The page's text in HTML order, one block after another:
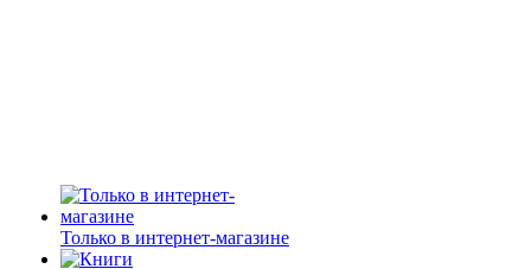
Только в интернет-магазине